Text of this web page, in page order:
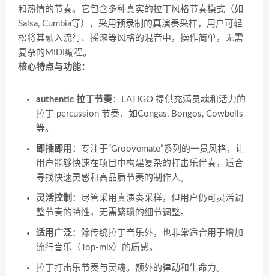
和热情的节奏。它包含多种真实的拉丁风格节奏模式（如
Salsa, Cumbia等），采用预录制的真演奏采样，用户可轻
松将其融入流行、摇滚等风格的混音中，操作简单，无需
复杂的MIDI编程。
核心特点与功能：
authentic 拉丁节奏：LATIGO 提供充满灵魂和活力的
拉丁 percussion 节奏，如Congas, Bongos, Cowbells
等。
即插即用 ：专注于“Groovemate”系列的一贯风格，让
用户能够快速在项目中构建复杂的打击乐伴奏，适合
寻找快速灵感和高品质节奏的制作人。
灵活控制 ：尽管采用真演奏采样，但用户仍可灵活调
整节奏的特性，无需繁琐的细节调整。
适用广泛：除传统拉丁音乐外，也非常适合用于增加
流行音乐（Top-mix）的质感。
拉丁打击乐节奏与灵魂。额外的律动和生命力。